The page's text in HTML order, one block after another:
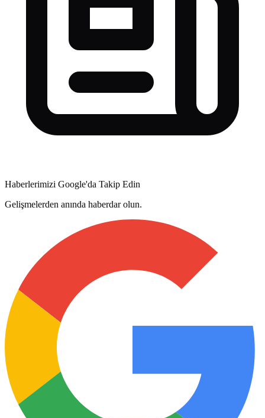
Haberlerimizi Google'da Takip Edin
Gelişmelerden anında haberdar olun.